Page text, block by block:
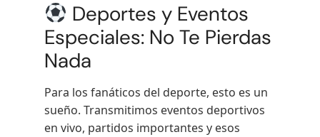
Deportes y Eventos
Especiales: No Te Pierdas
Nada
Para los fanáticos del deporte, esto es un
sueño. Transmitimos eventos deportivos
en vivo, partidos importantes y esos